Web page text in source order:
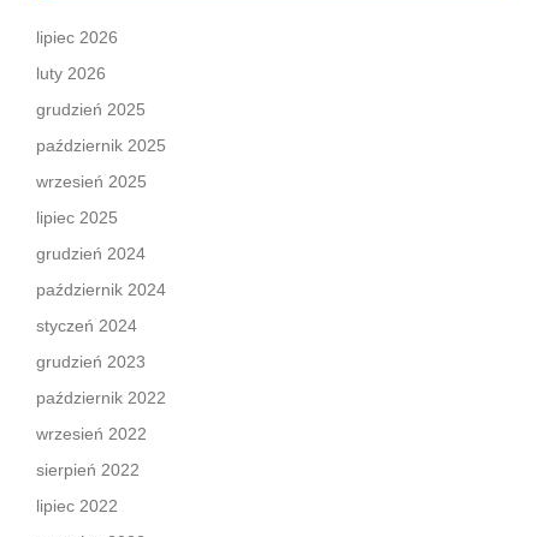
lipiec 2026
luty 2026
grudzień 2025
październik 2025
wrzesień 2025
lipiec 2025
grudzień 2024
październik 2024
styczeń 2024
grudzień 2023
październik 2022
wrzesień 2022
sierpień 2022
lipiec 2022